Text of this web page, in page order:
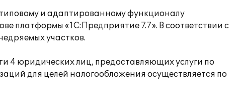
и адаптированному функционалу
платформы «1С:Предприятие 7.7». В соответствии с
участков.
4 юридических лиц, предоставляющих услуги по
для целей налогообложения осуществляется по